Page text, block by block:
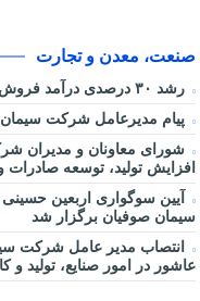
صنعت، معدن و تجارت
رشد ۳۰ درصدی درآمد فروش سیمان صوفیان در سه‌ماهه نخست ۱۴۰۵
پیام مدیرعامل شرکت سیمان
شورای معاونان و مدیران
افزایش تولید، توسعه صادرات
آیین سوگواری اربعین
سیمان صوفیان برگزار شد
انتصاب مدیر عامل شرکت
عاشور در امور صنایع، تولید و